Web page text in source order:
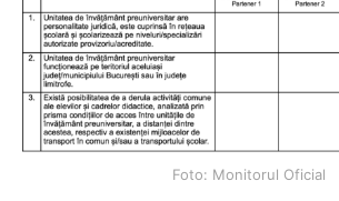
Foto: Monitorul Oficial